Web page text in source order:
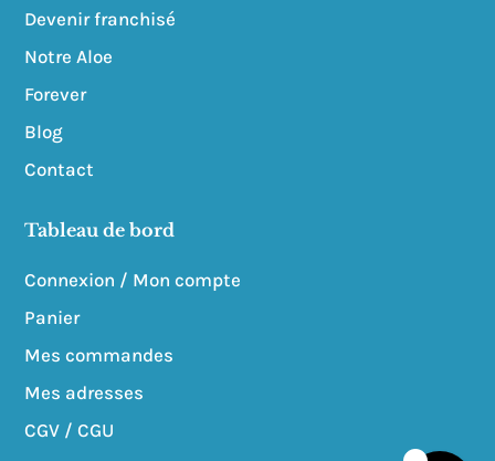
Devenir franchisé
Notre Aloe
Forever
Blog
Contact
Tableau de bord
Connexion / Mon compte
Panier
Mes commandes
Mes adresses
CGV / CGU